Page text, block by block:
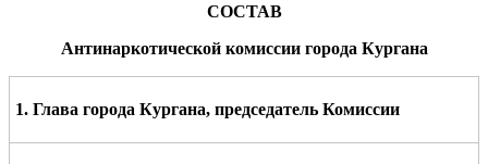
СОСТАВ
Антинаркотической комиссии города Кургана
1. Глава города Кургана, председатель Комиссии